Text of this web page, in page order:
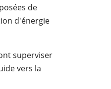
de
d'énergie
superviser
vers la